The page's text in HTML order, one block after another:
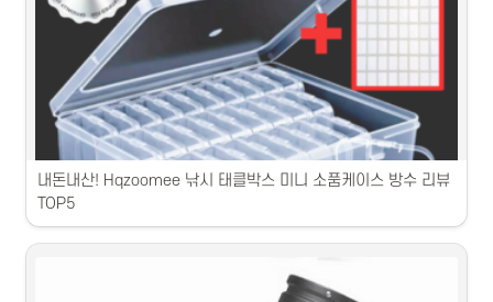
이번에 추천하는 바늘걸이 TOP5 상품은 다양한 사이즈로 편리하게 사용
할 수 있는 제품입니다. 내구성이 매우 좋고 디자인도 다양하여 다양한
바늘에 잘 걸립니다. 필요한 분들께 강력 추천합니다.
내돈내산! Hqzoomee 낚시 태클박스 미니 소품케이스 방수 리뷰
TOP5